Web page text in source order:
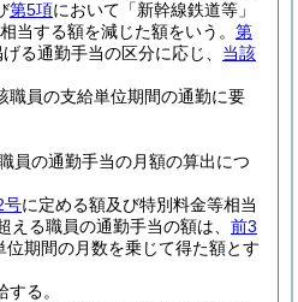
第5項において「新幹線鉄道等」
当する額を減じた額をいう。 第
る通勤手当の区分に応じ、 当該
員の支給単位期間の通勤に要
員の通勤手当の月額の算出につ
号に定める額及び特別料金等相当
える職員の通勤手当の額は、 前3
期間の月数を乗じて得た額とす
る。